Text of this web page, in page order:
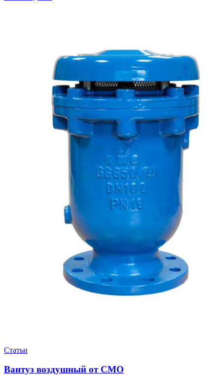
Статьи
Вантуз воздушный от CMO